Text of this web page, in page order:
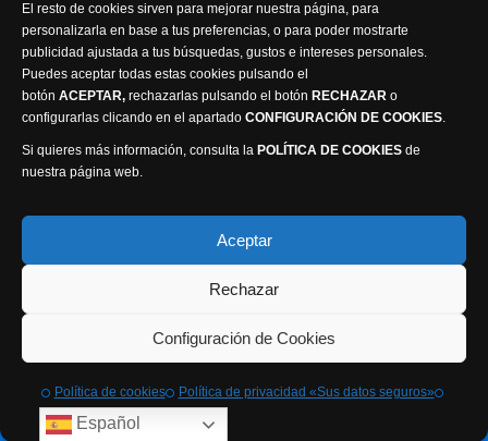
El resto de cookies sirven para mejorar nuestra página, para
personalizarla en base a tus preferencias, o para poder mostrarte
publicidad ajustada a tus búsquedas, gustos e intereses personales.
Puedes aceptar todas estas cookies pulsando el
botón ACEPTAR, rechazarlas pulsando el botón RECHAZAR o
configurarlas clicando en el apartado CONFIGURACIÓN DE COOKIES.
Si quieres más información, consulta la POLÍTICA DE COOKIES de
nuestra página web.
Aceptar
Rechazar
Configuración de Cookies
Política de cookies Política de privacidad «Sus datos seguros»
Política de privacidad
Política de cookies
Accesibilidad
Compromiso con la protección de datos personales
Visión Seis Televisión © 2014 Parque Empresarial
Ajusa, Calle 1 nº1, Ctra. Ayora - km 2.2, 02006
Albacete, España - Tel.967 240 648
Español